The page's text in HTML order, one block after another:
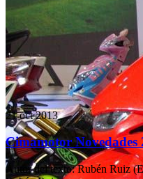
21 oct 2013
Cimamotor Novedades
Autor del texto: Rubén Ruiz